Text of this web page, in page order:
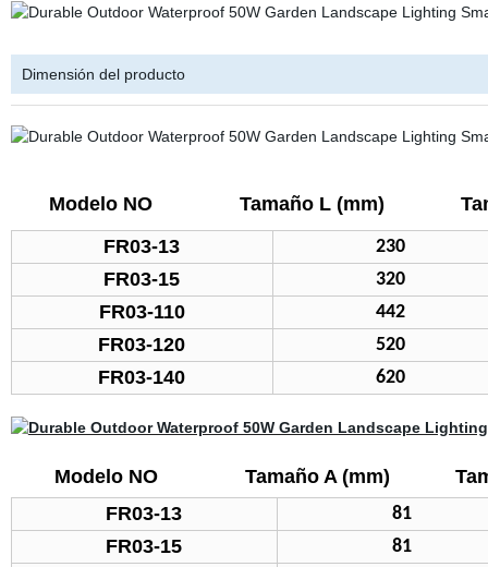
Dimensión del producto
Modelo NO Tamaño L (mm)
FR03-13
230
FR03-15 320
FR03-110 442
FR03-120 520
FR03-140 620
Modelo NO Tamaño A (mm)
FR03-13
81
FR03-15 81